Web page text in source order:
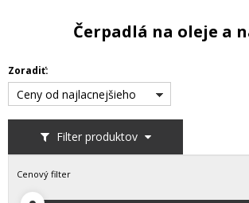
Čerpadlá na oleje a
Filter produktov
Zoradiť:
Ceny od najlacnejšieho
Cenový filter